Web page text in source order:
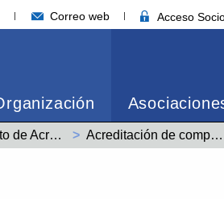
Correo web Acceso
Procedimiento de Acreditación de Competencias Profesionales Acreditación de competencias. 2026